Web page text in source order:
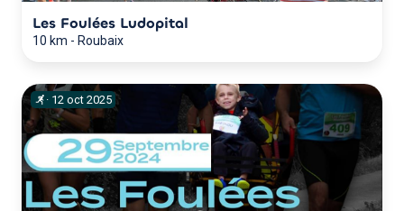
Les Foulées Ludopital
10 km - Roubaix
· 12 oct 2025